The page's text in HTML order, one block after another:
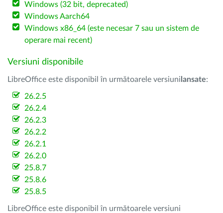
Windows (32 bit, deprecated)
Windows Aarch64
Windows x86_64 (este necesar 7 sau un sistem de
operare mai recent)
Versiuni disponibile
LibreOffice este disponibil în următoarele versiuni lansate:
26.2.5
26.2.4
26.2.3
26.2.2
26.2.1
26.2.0
25.8.7
25.8.6
25.8.5
LibreOffice este disponibil în următoarele versiuni